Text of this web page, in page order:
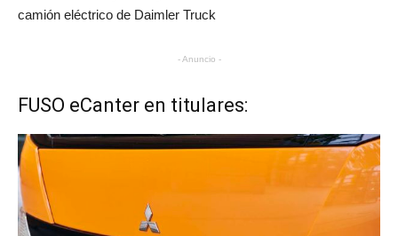
camión eléctrico de Daimler Truck
- Anuncio -
FUSO eCanter en titulares: